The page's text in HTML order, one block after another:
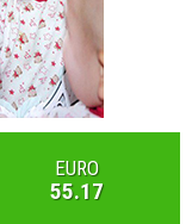
EURO
55.17